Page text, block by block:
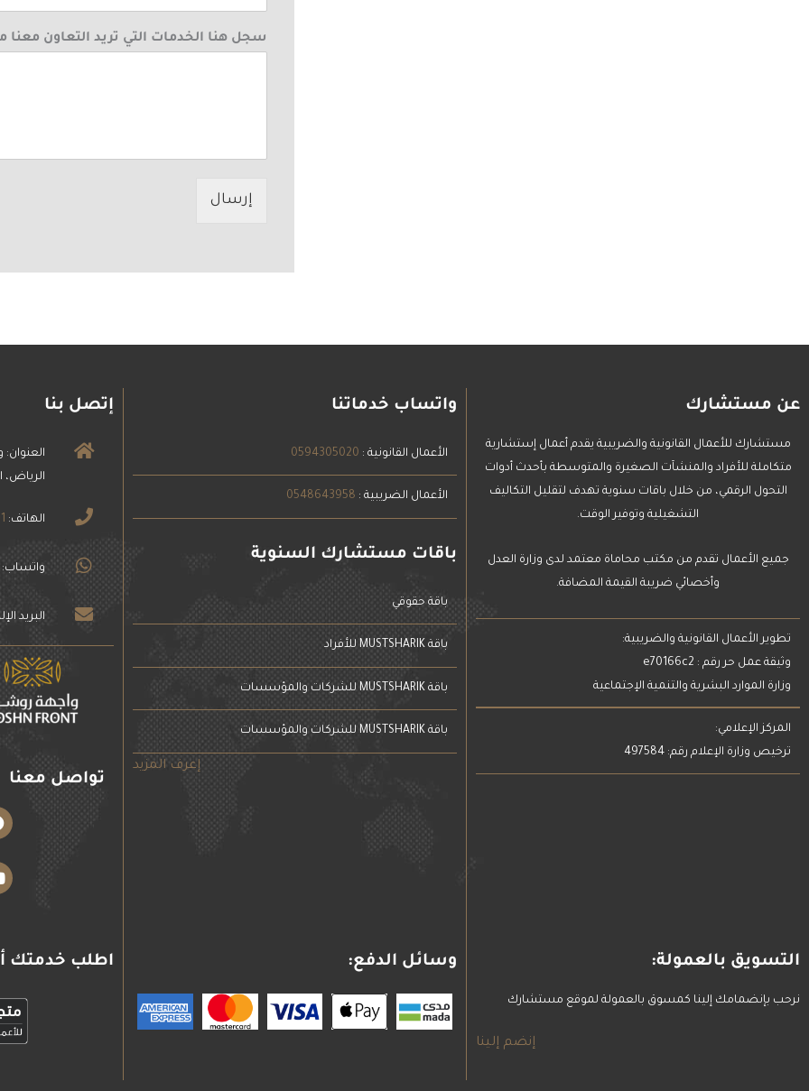
سجل هنا الخدمات التي تريد التعاون معنا
إرسال
عن مستشارك
مستشارك للأعمال القانونية والضريبية يقدم أعمال إستشارية
متكاملة للأفراد والمنشآت الصغيرة والمتوسطة بأحدث أدوات
التحول الرقمي، من خلال باقات سنوية تهدف لتقليل التكاليف
التشغيلية وتوفير الوقت.
جميع الأعمال تقدم من مكتب محاماة معتمد لدى وزارة العدل
وأخصائي ضريبة القيمة المضافة.
تطوير الأعمال القانونية والضريبية:
وثيقة عمل حر رقم : e70166c2
وزارة الموارد البشرية والتنمية الإجتماعية
المركز الإعلامي:
ترخيص وزارة الإعلام رقم: 497584
واتساب خدماتنا
الأعمال القانونية : 0594305020
الأعمال الضريبية : 0548643958
باقات مستشارك السنوية
باقة حقوقي
باقة MUSTSHARIK للأفراد
باقة MUSTSHARIK للشركات والمؤسسات
باقة MUSTSHARIK للشركات والمؤسسات
إعرف المزيد
إتصل بنا
الرياض،
الهاتف:
واتساب:
البريد
تواصل معنا
التسويق بالعمولة:
نرحب بإنضمامك إلينا كمسوق بالعمولة لموقع مستشارك
إنضم إلينا
وسائل الدفع: اطلب خدمتك